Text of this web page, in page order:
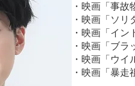
・映画「事
・映画「ソ
・映画「イ
・映画「ブ
・映画「ウ
・映画「暴